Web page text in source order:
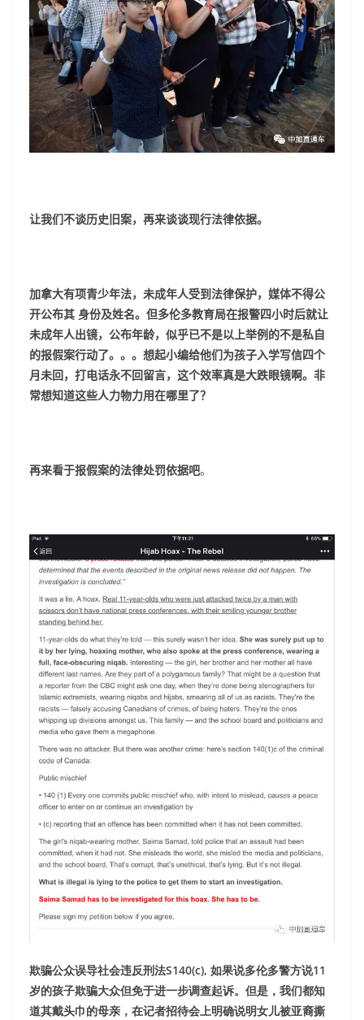
让我们不谈历史旧案，再来谈谈现行法律依据。
加拿大有项青少年法，未成年人受到法律保护，媒体不得公
开公布其 身份及姓名。但多伦多教育局在报警四小时后就让
未成年人出镜，公布年龄，似乎已不是以上举例的不是私自
的报假案行动了。。。想起小编给他们为孩子入学写信四个
月未回，打电话永不回留言，这个效率真是大跌眼镜啊。非
常想知道这些人力物力用在哪里了？
再来看于报假案的法律处罚依据吧。
欺骗公众误导社会违反刑法S140(c), 如果说多伦多警方说11
岁的孩子欺骗大众但免于进一步调查起诉。但是，我们都知
道其戴头巾的母亲，在记者招待会上明确说明女儿被亚裔撕